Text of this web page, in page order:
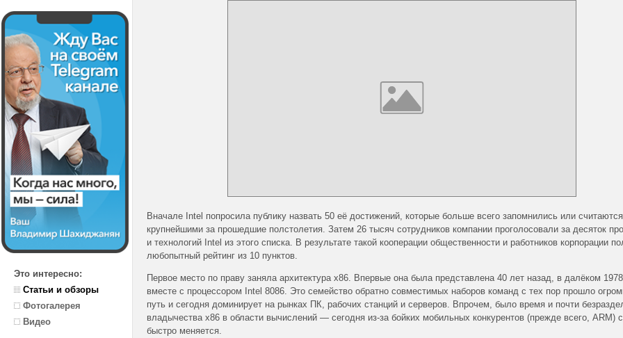
Это интересно:
Статьи и обзоры
Фотогалерея
Видео
Вначале Intel попросила публику назвать 50 её достижений, которые больше всего запомнились или считаются
крупнейшими за прошедшие полстолетия. Затем 26 тысяч сотрудников компании проголосовали за десяток
и технологий Intel из этого списка. В результате такой кооперации общественности и работников корпорации
любопытный рейтинг из 10 пунктов.
Первое место по праву заняла архитектура x86. Впервые она была представлена 40 лет назад, в далёком
вместе с процессором Intel 8086. Это семейство обратно совместимых наборов команд с тех пор прошло
путь и сегодня доминирует на рынках ПК, рабочих станций и серверов. Впрочем, было время и почти
владычества x86 в области вычислений — сегодня из-за бойких мобильных конкурентов (прежде всего, ARM)
быстро меняется.